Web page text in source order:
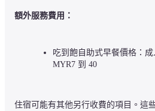
額外服務費用：
吃到飽自助式早餐價格：
MYR7 到 40
住宿可能有其他另行收費的項目。這